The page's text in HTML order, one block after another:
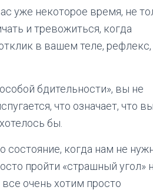
уже некоторое время, не
и тревожиться, когда
в вашем теле, рефлекс,
бдительности», вы не
что означает, что вы
бы.
состояние, когда нам не
пройти «страшный угол»
очень хотим просто